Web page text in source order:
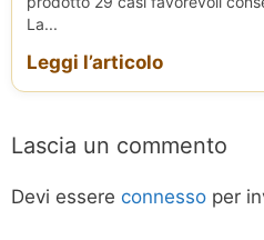
La...
Leggi l’articolo
Lascia un commento
Devi essere connesso per